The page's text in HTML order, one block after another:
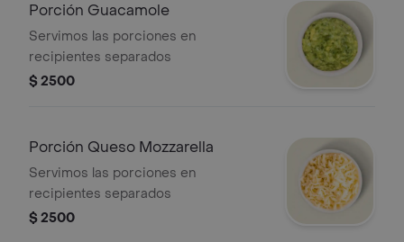
Porción Guacamole
Servimos las porciones en
recipientes separados
$ 2500
Porción Queso Mozzarella
Servimos las porciones en
recipientes separados
$ 2500